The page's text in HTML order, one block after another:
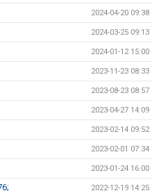
2024-04-20 09:38
2024-03-25 09:13
2024-01-12 15:00
2023-11-23 08:33
2023-08-23 08:57
2023-04-27 14:09
2023-02-14 09:52
2023-02-01 07:34
2023-01-24 16:00
2022-12-19 14:25